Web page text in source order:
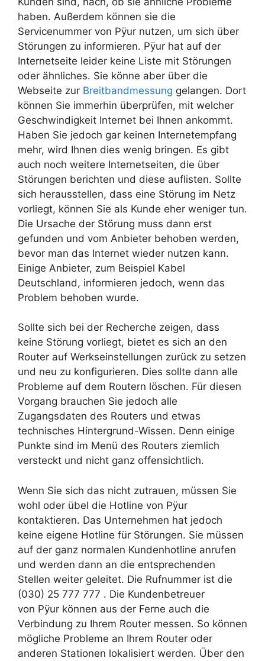
haben. Außerdem können sie die
Servicenummer von Pÿur nutzen, um sich über
Störungen zu informieren. Pÿur hat auf der
Internetseite leider keine Liste mit Störungen
oder ähnliches. Sie könne aber über die
Webseite zur Breitbandmessung gelangen. Dort
können Sie immerhin überprüfen, mit welcher
Geschwindigkeit Internet bei Ihnen ankommt.
Haben Sie jedoch gar keinen Internetempfang
mehr, wird Ihnen dies wenig bringen. Es gibt
auch noch weitere Internetseiten, die über
Störungen berichten und diese auflisten. Sollte
sich herausstellen, dass eine Störung im Netz
vorliegt, können Sie als Kunde eher weniger tun.
Die Ursache der Störung muss dann erst
gefunden und vom Anbieter behoben werden,
bevor man das Internet wieder nutzen kann.
Einige Anbieter, zum Beispiel Kabel
Deutschland, informieren jedoch, wenn das
Problem behoben wurde.
Sollte sich bei der Recherche zeigen, dass
keine Störung vorliegt, bietet es sich an den
Router auf Werkseinstellungen zurück zu setzen
und neu zu konfigurieren. Dies sollte dann alle
Probleme auf dem Routern löschen. Für diesen
Vorgang brauchen Sie jedoch alle
Zugangsdaten des Routers und etwas
technisches Hintergrund-Wissen. Denn einige
Punkte sind im Menü des Routers ziemlich
versteckt und nicht ganz offensichtlich.
Wenn Sie sich das nicht zutrauen, müssen Sie
wohl oder übel die Hotline von Pÿur
kontaktieren. Das Unternehmen hat jedoch
keine eigene Hotline für Störungen. Sie müssen
auf der ganz normalen Kundenhotline anrufen
und werden dann an die entsprechenden
Stellen weiter geleitet. Die Rufnummer ist die
(030) 25 777 777 . Die Kundenbetreuer
von Pÿur können aus der Ferne auch die
Verbindung zu Ihrem Router messen. So können
mögliche Probleme an Ihrem Router oder
anderen Stationen lokalisiert werden. Über den